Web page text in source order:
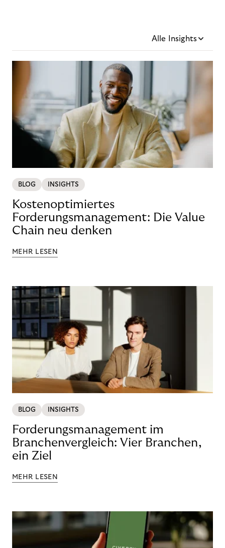
Alle Insights
BLOG INSIGHTS
Kostenoptimiertes
Forderungsmanagement: Die Value
Chain neu denken
MEHR LESEN
BLOG INSIGHTS
Forderungsmanagement im
Branchenvergleich: Vier Branchen,
ein Ziel
MEHR LESEN